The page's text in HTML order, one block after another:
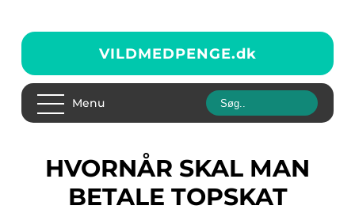
VILDMEDPENGE.dk
Menu
HVORNÅR SKAL MAN
BETALE TOPSKAT